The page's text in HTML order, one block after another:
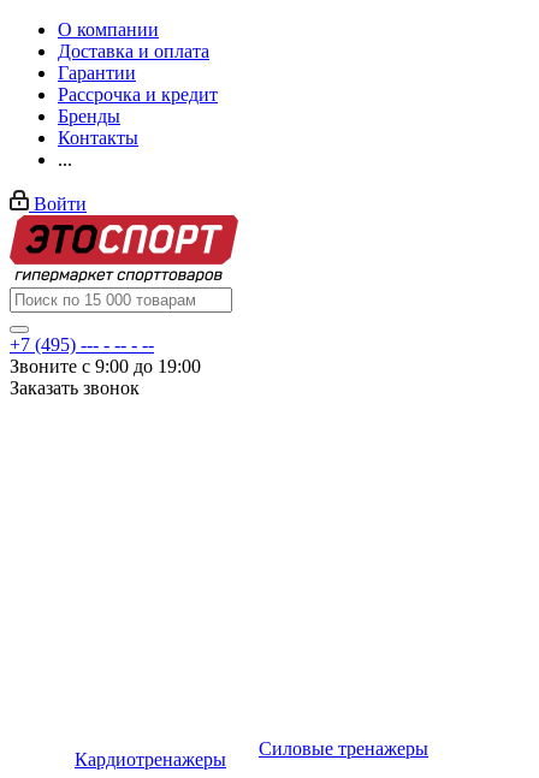
О компании
Доставка и оплата
Гарантии
Рассрочка и кредит
Бренды
Контакты
...
Войти
+7 (495) --- - -- - --
Звоните с 9:00 до 19:00
Заказать звонок
Кардиотренажеры
Силовые тренажеры